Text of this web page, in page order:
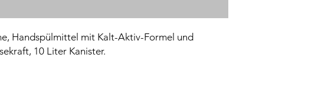
Handspülmittel mit Kalt-Aktiv-Formel und
10 Liter Kanister.